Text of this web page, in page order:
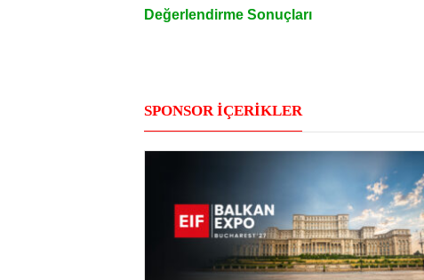
Değerlendirme Sonuçları
SPONSOR İÇERİKLER